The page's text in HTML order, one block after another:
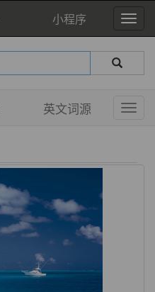
小程序
英文词源